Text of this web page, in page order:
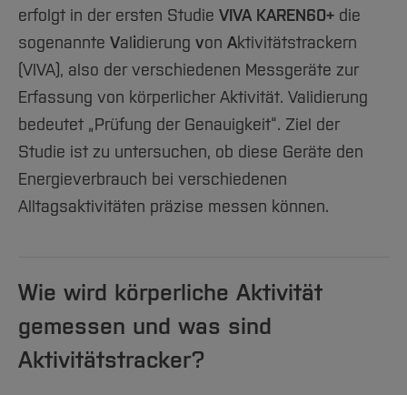
erfolgt in der ersten Studie VIVA KAREN60+ die
sogenannte Validierung von Aktivitätstrackern
(VIVA), also der verschiedenen Messgeräte zur
Erfassung von körperlicher Aktivität. Validierung
bedeutet „Prüfung der Genauigkeit“. Ziel der
Studie ist zu untersuchen, ob diese Geräte den
Energieverbrauch bei verschiedenen
Alltagsaktivitäten präzise messen können.
Wie wird körperliche Aktivität
gemessen und was sind
Aktivitätstracker?